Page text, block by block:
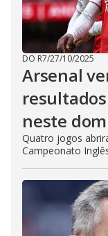
DO R7/27/10/2025
Arsenal
neste
Quatro jogos
Campeonato